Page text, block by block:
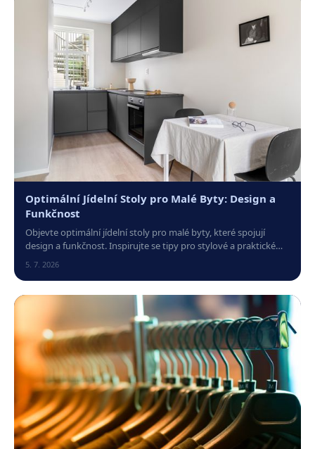
Optimální Jídelní Stoly pro Malé Byty: Design a
Funkčnost
Objevte optimální jídelní stoly pro malé byty, které spojují
design a funkčnost. Inspirujte se tipy pro stylové a praktické
řešení vašeho prostoru.
5. 7. 2026